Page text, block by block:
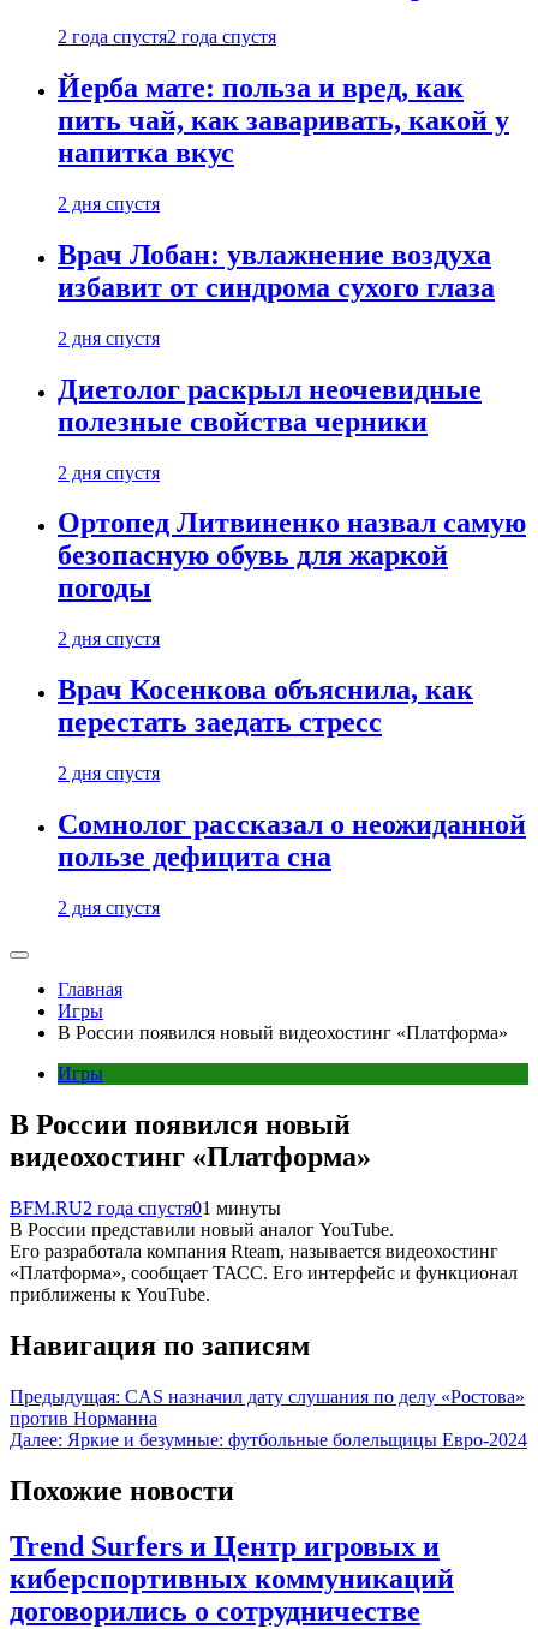
2 года спустя2 года спустя
Йерба мате: польза и вред, как
пить чай, как заваривать, какой у
напитка вкус
2 дня спустя
Врач Лобан: увлажнение воздуха
избавит от синдрома сухого глаза
2 дня спустя
Диетолог раскрыл неочевидные
полезные свойства черники
2 дня спустя
Ортопед Литвиненко назвал самую
безопасную обувь для жаркой
погоды
2 дня спустя
Врач Косенкова объяснила, как
перестать заедать стресс
2 дня спустя
Сомнолог рассказал о неожиданной
пользе дефицита сна
2 дня спустя
Главная
Игры
В России появился новый видеохостинг «Платформа»
Игры
В России появился новый
видеохостинг «Платформа»
BFM.RU2 года спустя01 минуты
В России представили новый аналог YouTube.
Его разработала компания Rteam, называется видеохостинг
«Платформа», сообщает ТАСС. Его интерфейс и функционал
приближены к YouTube.
Навигация по записям
Предыдущая: CAS назначил дату слушания по делу «Ростова»
против Норманна
Далее: Яркие и безумные: футбольные болельщицы Евро-2024
Похожие новости
Trend Surfers и Центр игровых и
киберспортивных коммуникаций
договорились о сотрудничестве